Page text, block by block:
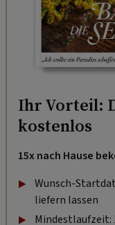
Ihr Vorteil:
kostenlos
15x nach Hause
Wunsch-
liefern lassen
Mindestlaufzeit: